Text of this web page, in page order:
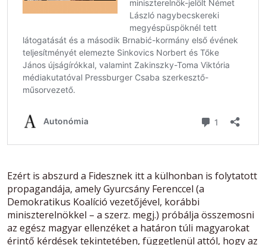
Ezért is abszurd a Fidesznek itt a külhonban is folytatott
propagandája, amely Gyurcsány Ferenccel (a
Demokratikus Koalíció vezetőjével, korábbi
miniszterelnökkel – a szerz. megj.) próbálja összemosni
az egész magyar ellenzéket a határon túli magyarokat
érintő kérdések tekintetében, függetlenül attól, hogy az